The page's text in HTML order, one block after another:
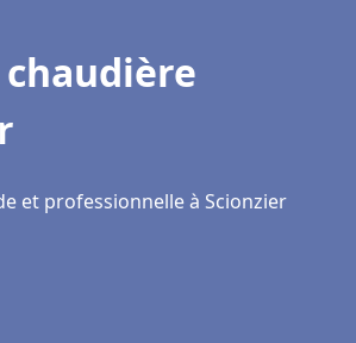
et professionnelle à Scionzier